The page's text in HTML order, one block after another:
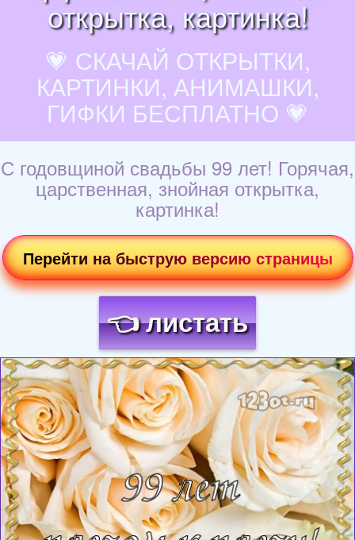
открытка, картинка!
💗 СКАЧАЙ ОТКРЫТКИ,
КАРТИНКИ, АНИМАШКИ,
ГИФКИ БЕСПЛАТНО 💗
С годовщиной свадьбы 99 лет! Горячая,
царственная, знойная открытка,
картинка!
Перейти на быструю версию страницы
👈 листать
Загрузка картинки...